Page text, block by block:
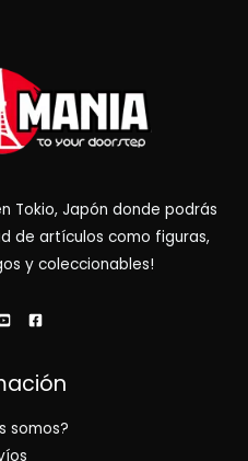
Tokio, Japón donde podrás
de artículos como figuras,
y coleccionables!
somos?